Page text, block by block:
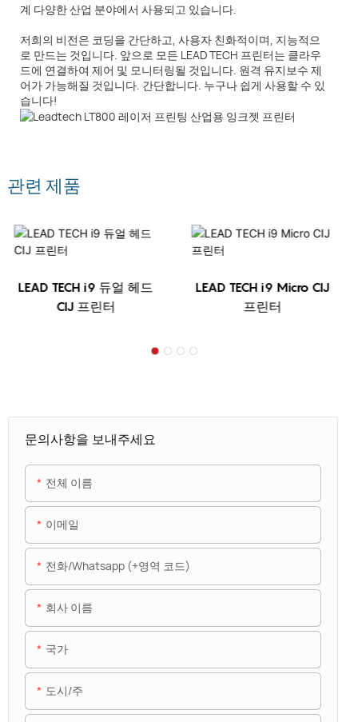
계 다양한 산업 분야에서 사용되고 있습니다.
저희의 비전은 코딩을 간단하고, 사용자 친화적이며, 지능적으
로 만드는 것입니다. 앞으로 모든 LEAD TECH 프린터는 클라우
드에 연결하여 제어 및 모니터링될 것입니다. 원격 유지보수 제
어가 가능해질 것입니다. 간단합니다. 누구나 쉽게 사용할 수 있
습니다!
관련 제품
LEAD TECH i9 듀얼 헤드
CIJ 프린터
LEAD TECH i9 Micro CIJ
프린터
문의사항을 보내주세요
전체 이름
이메일
전화/whatsapp (+영역 코드)
회사 이름
국가
도시/주